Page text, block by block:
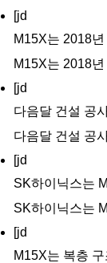
[jd
M15X는 2018
M15X는 2018
[jd
다음달 건설 공
다음달 건설 공
[jd
SK하이닉스는
SK하이닉스는
[jd
M15X는 복층